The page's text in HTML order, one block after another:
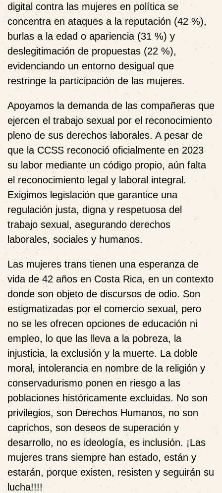
digital contra las mujeres en política se
concentra en ataques a la reputación (42 %),
burlas a la edad o apariencia (31 %) y
deslegitimación de propuestas (22 %),
evidenciando un entorno desigual que
restringe la participación de las mujeres.
Apoyamos la demanda de las compañeras que
ejercen el trabajo sexual por el reconocimiento
pleno de sus derechos laborales. A pesar de
que la CCSS reconoció oficialmente en 2023
su labor mediante un código propio, aún falta
el reconocimiento legal y laboral integral.
Exigimos legislación que garantice una
regulación justa, digna y respetuosa del
trabajo sexual, asegurando derechos
laborales, sociales y humanos.
Las mujeres trans tienen una esperanza de
vida de 42 años en Costa Rica, en un contexto
donde son objeto de discursos de odio. Son
estigmatizadas por el comercio sexual, pero
no se les ofrecen opciones de educación ni
empleo, lo que las lleva a la pobreza, la
injusticia, la exclusión y la muerte. La doble
moral, intolerancia en nombre de la religión y
conservadurismo ponen en riesgo a las
poblaciones históricamente excluidas. No son
privilegios, son Derechos Humanos, no son
caprichos, son deseos de superación y
desarrollo, no es ideología, es inclusión. ¡Las
mujeres trans siempre han estado, están y
estarán, porque existen, resisten y seguirán su
lucha!!!!